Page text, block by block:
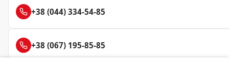
+38 (044) 334-54-85
+38 (067) 195-85-85